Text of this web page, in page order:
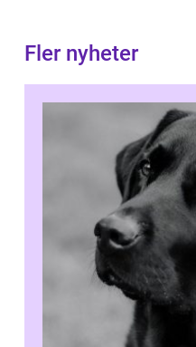
Fler nyheter